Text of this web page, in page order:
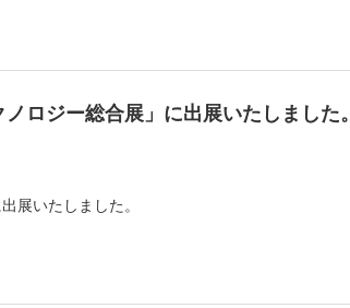
ロジー総合展」に出展いたしました。
展いたしました。